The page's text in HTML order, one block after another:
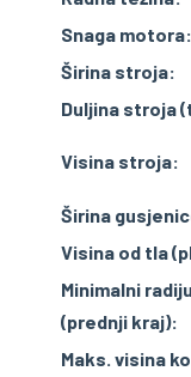
Snaga motora:
Širina stroja:
Duljina stroja
Visina stroja:
Širina
Visina od tla
Minimalni
(prednji kraj):
Maks. visina